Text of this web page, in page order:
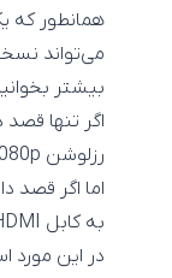
همانطور که
می‌تواند
بیشتر
رزلوشن 1080p خود را به کامپیوتر متصل کنید، هر کابل HDMI با هر نسخه‌ای توانایی انجام این کار را دارد.
اما اگر قصد
به کابل HDMI دارید که پهنای باند کافی برای انتقال این حجم اطلاعات را داشته باشد.